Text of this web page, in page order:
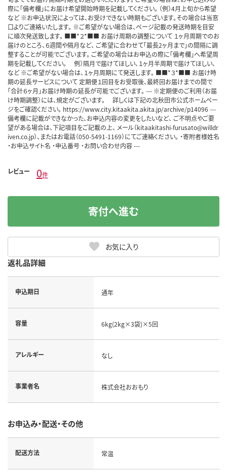
際に「備考欄」にお届け希望開始時期を記載してください。 （例）4月上旬から希望
など ※お申込状況によっては、お受けできない時期もございます。その場合は当窓
口よりご連絡いたします。 ※ご希望がない場合は、ページ記載の発送時期を目安
に順次発送致します。 ■■*２*■■ お届け周期の調整について １ヶ月周期でのお
届けのところ、６週間や隔月など、 ご希望に合わせて「最長2ヶ月まで」の間隔に調
整することが可能でございます。 ご希望の場合はお申込の際に「備考欄」へ希望周
期を記載してください。 例）隔月で届けてほしい、１ヶ月半周期で届けてほしい、
など ※ご希望がない場合は、１ヶ月周期にて発送します。 ■■*３*■■ お届け時
期の延長サービスについて 定期便１回目をお受取後、最終回お届けまでの間で
「合計６ヶ月」お届け時期の延長が可能でございます。 --- ※定期便のご利用（お届
け時期調整）には、規定がございます。 詳しくは下記の北秋田市公式ホームペー
ジをご確認ください。 https://www.city.kitaakita.akita.jp/archive/p14096 ---
備考欄に記載ができなかった、お申込内容の変更をしたいなど、 ご不明点やご要
望がある場合は、下記項目をご記載の上、 メール（kitaakitashi-furusato@willdr
iven.co.jp）、またはお電話（050-5491-1169）にてご連絡ください。 ・寄附者様姓名
・お申込サイト名 ・申込番号 ・お問い合わせ内容 ---
レビュー 0件
お気に入り
寄付へ進む
返礼品詳細
申込期日 通年
容量 6kg(2kg×3袋)×5回
アレルギー なし
事業者名 株式会社おおもり
お申込み・配送・その他
配送方法 常温